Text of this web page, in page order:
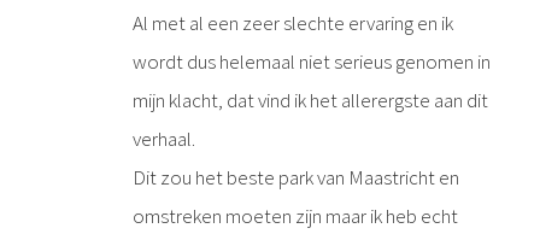
Al met al een zeer slechte ervaring en ik
wordt dus helemaal niet serieus genomen in
mijn klacht, dat vind ik het allerergste aan dit
verhaal.
Dit zou het beste park van Maastricht en
omstreken moeten zijn maar ik heb echt